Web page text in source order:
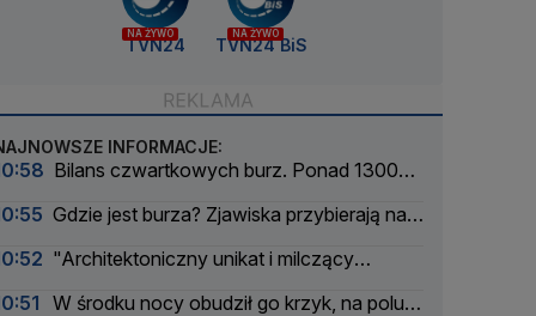
NA ŻYWO
TVN24
NA ŻYWO
TVN24 BiS
INFORMACJE:
Bilans czwartkowych burz. Ponad 1300
Gdzie jest burza? Zjawiska przybierają na
"Architektoniczny unikat i milczący
W środku nocy obudził go krzyk, na polu